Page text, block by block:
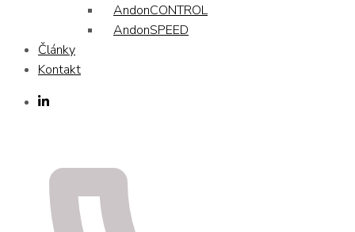
AndonCONTROL
AndonSPEED
Články
Kontakt